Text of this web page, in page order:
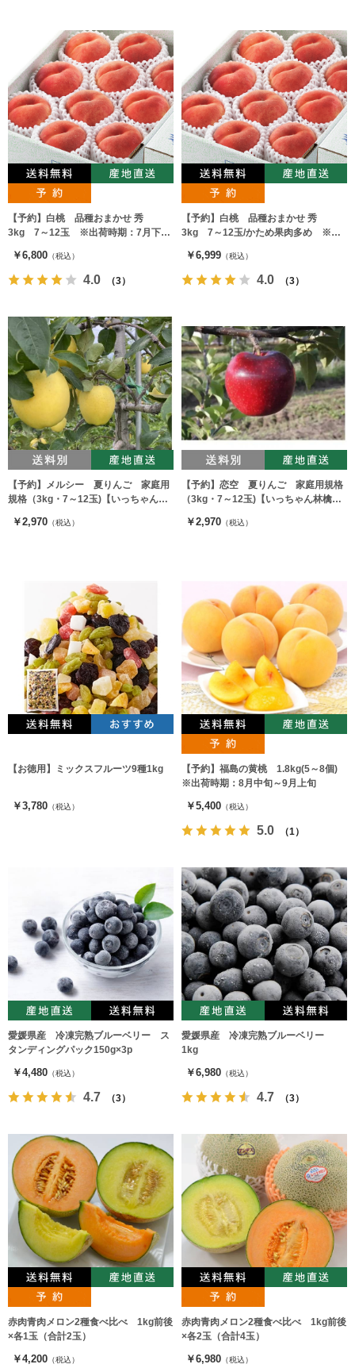
【予約】白桃 品種おまかせ 秀
3kg 7～12玉 ※出荷時期：7月下旬
￥6,800 （税込）
4.0 （3）
【予約】白桃 品種おまかせ 秀
3kg 7～12玉/かため果肉多め ※出
￥6,999 （税込）
4.0 （3）
【予約】メルシー 夏りんご 家庭用
規格（3kg・7～12玉)【いっちゃん林
旬￥2,970 （税込）
【予約】恋空 夏りんご 家庭用規格
（3kg・7～12玉)【いっちゃん林檎農
￥2,970 （税込）
【お徳用】ミックスフルーツ9種1kg
￥3,780 （税込）
【予約】福島の黄桃 1.8kg(5～8個)
※出荷時期：8月中旬～9月上旬
￥5,400 （税込）
5.0 （1）
愛媛県産 冷凍完熟ブルーベリー ス
タンディングパック150g×3p
￥4,480 （税込）
4.7 （3）
愛媛県産 冷凍完熟ブルーベリー
1kg
￥6,980 （税込）
4.7 （3）
赤肉青肉メロン2種食べ比べ 1kg前後
×各1玉（合計2玉）
￥4,200 （税込）
赤肉青肉メロン2種食べ比べ 1kg前後
×各2玉（合計4玉）
￥6,980 （税込）